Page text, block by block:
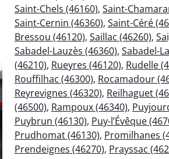
Saint-Chels (46160), Saint-
Saint-Cernin (46360), Saint-Céré
Bressou (46120), Saillac (46260),
Sabadel-Lauzès (46360), Sabadel-
(46210), Rueyres (46120), Rudelle
Rouffilhac (46300), Rocamadour
Reyrevignes (46320), Reilhaguet
(46500), Rampoux (46340),
Puybrun (46130), Puy-l’Évêque
Prudhomat (46130), Promilhanes
Prendeignes (46270), Prayssac